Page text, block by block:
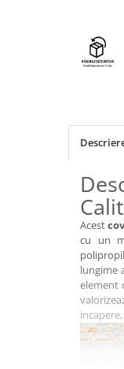
Acest
cu un
lungime
element